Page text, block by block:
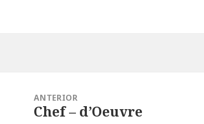
entradas
ANTERIOR
Entrada
Chef – d’Oeuvre